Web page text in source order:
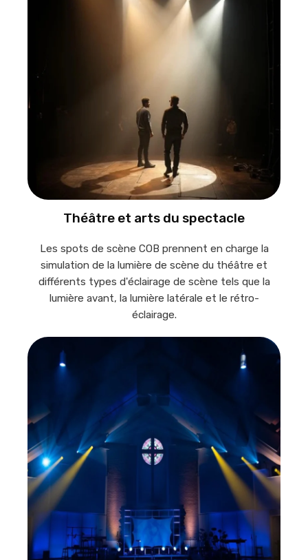
Théâtre et arts du spectacle
Les spots de scène COB prennent en charge la
simulation de la lumière de scène du théâtre et
différents types d'éclairage de scène tels que la
lumière avant, la lumière latérale et le rétro-
éclairage.